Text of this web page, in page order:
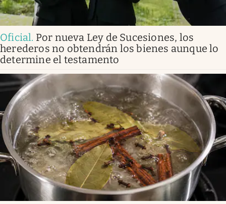
Oficial. Por nueva Ley de Sucesiones, los
herederos no obtendrán los bienes aunque lo
determine el testamento